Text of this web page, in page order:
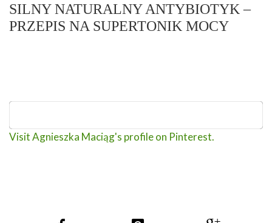
SILNY NATURALNY ANTYBIOTYK –
PRZEPIS NA SUPERTONIK MOCY
Visit Agnieszka Maciąg's profile on Pinterest.